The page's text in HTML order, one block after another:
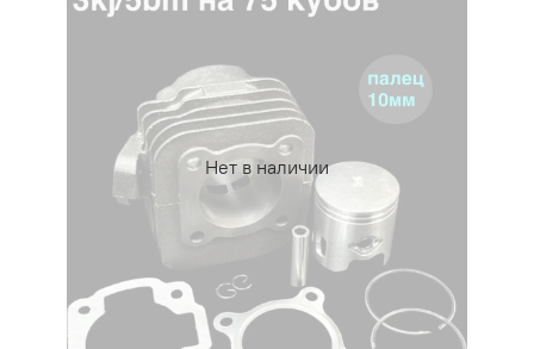
Нет в наличии